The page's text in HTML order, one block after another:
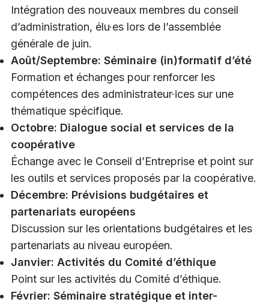
Intégration des nouveaux membres du conseil
d’administration, élu·es lors de l’assemblée
générale de juin.
Août/Septembre: Séminaire (in)formatif d’été
Formation et échanges pour renforcer les
compétences des administrateur·ices sur une
thématique spécifique.
Octobre: Dialogue social et services de la
coopérative
Échange avec le Conseil d’Entreprise et point sur
les outils et services proposés par la coopérative.
Décembre: Prévisions budgétaires et
partenariats européens
Discussion sur les orientations budgétaires et les
partenariats au niveau européen.
Janvier: Activités du Comité d’éthique
Point sur les activités du Comité d’éthique.
Février: Séminaire stratégique et inter-